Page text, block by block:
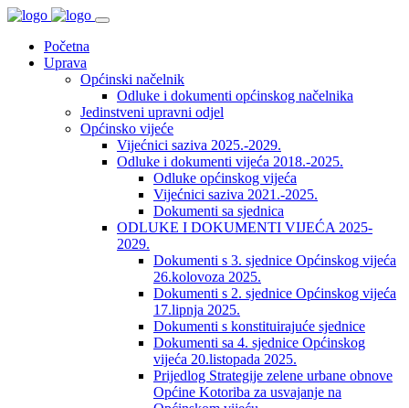
Početna
Uprava
Općinski načelnik
Odluke i dokumenti općinskog načelnika
Jedinstveni upravni odjel
Općinsko vijeće
Vijećnici saziva 2025.-2029.
Odluke i dokumenti vijeća 2018.-2025.
Odluke općinskog vijeća
Vijećnici saziva 2021.-2025.
Dokumenti sa sjednica
ODLUKE I DOKUMENTI VIJEĆA 2025-
2029.
Dokumenti s 3. sjednice Općinskog vijeća
26.kolovoza 2025.
Dokumenti s 2. sjednice Općinskog vijeća
17.lipnja 2025.
Dokumenti s konstituirajuće sjednice
Dokumenti sa 4. sjednice Općinskog
vijeća 20.listopada 2025.
Prijedlog Strategije zelene urbane obnove
Općine Kotoriba za usvajanje na